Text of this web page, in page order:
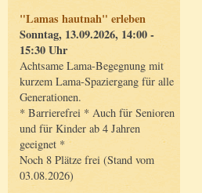
"Lamas hautnah" erleben
Sonntag, 13.09.2026, 14:00 -
15:30 Uhr
Achtsame Lama-Begegnung mit
kurzem Lama-Spaziergang für alle
Generationen.
* Barrierefrei * Auch für Senioren
und für Kinder ab 4 Jahren
geeignet *
Noch 8 Plätze frei (Stand vom
03.08.2026)